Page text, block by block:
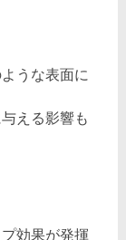
うな表面に
える影響も
効果が発揮